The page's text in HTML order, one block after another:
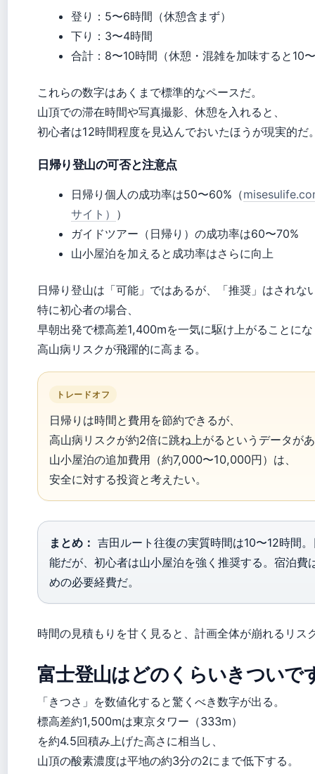
登り：5〜6時間（休憩含まず）
下り：3〜4時間
合計：8〜10時間（休憩・混雑を加味すると10
これらの数字はあくまで標準的なペースだ。
山頂での滞在時間や写真撮影、休憩を入れると、
初心者は12時間程度を見込んでおいたほうが現実的だ
日帰り登山の可否と注意点
日帰り個人の成功率は50〜60%（
サイト） ）
ガイドツアー（日帰り）の成功率は60〜70%
山小屋泊を加えると成功率はさらに向上
日帰り登山は「可能」ではあるが、「推奨」はされな
特に初心者の場合、
早朝出発で標高差1,400mを一気に駆け上がることに
高山病リスクが飛躍的に高まる。
トレードオフ
日帰りは時間と費用を節約できるが、
高山病リスクが約2倍に跳ね上がるというデータが
山小屋泊の追加費用（約7,000〜10,000円）は、
安全に対する投資と考えたい。
まとめ： 吉田ルート往復の実質時間は10〜12時間
能だが、初心者は山小屋泊を強く推奨する。宿泊費
めの必要経費だ。
時間の見積もりを甘く見ると、計画全体が崩れるリス
富士登山はどのくらいきついで
「きつさ」を数値化すると驚くべき数字が出る。
標高差約1,500mは東京タワー（333m）
を約4.5回積み上げた高さに相当し、
山頂の酸素濃度は平地の約3分の2にまで低下する。